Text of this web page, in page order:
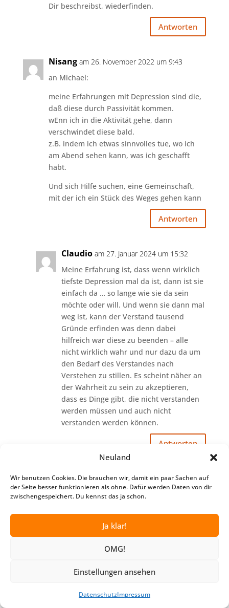
Neuland
Wir benutzen Cookies. Die brauchen wir, damit ein paar Sachen auf
der Seite besser funktionieren als ohne. Dafür werden Daten von dir
zwischengespeichert. Du kennst das ja schon.
Ja klar!
OMG!
Einstellungen ansehen
DatenschutzImpressum
Dir beschreibst, wiederfinden.
Antworten
Nisang am 26. November 2022 um 9:43
an Michael:
meine Erfahrungen mit Depression sind die,
daß diese durch Passivität kommen.
wEnn ich in die Aktivität gehe, dann
verschwindet diese bald.
z.B. indem ich etwas sinnvolles tue, wo ich
am Abend sehen kann, was ich geschafft
habt.
Und sich Hilfe suchen, eine Gemeinschaft,
mit der ich ein Stück des Weges gehen kann
Antworten
Claudio am 27. Januar 2024 um 15:32
Meine Erfahrung ist, dass wenn wirklich
tiefste Depression mal da ist, dann ist sie
einfach da … so lange wie sie da sein
möchte oder will. Und wenn sie dann mal
weg ist, kann der Verstand tausend
Gründe erfinden was denn dabei
hilfreich war diese zu beenden – alle
nicht wirklich wahr und nur dazu da um
den Bedarf des Verstandes nach
Verstehen zu stillen. Es scheint näher an
der Wahrheit zu sein zu akzeptieren,
dass es Dinge gibt, die nicht verstanden
werden müssen und auch nicht
verstanden werden können.
Antworten
Evelyn am 4. Januar 2024 um 13:29
Danke für deinen Bericht.
Ich habe seitdem Angstzustände, Panik,
sich geöffnet, und ich finde das überhaupt
Du beschreibst, dass da was in Bewegung
wirklich Bewegung ins Leben“.